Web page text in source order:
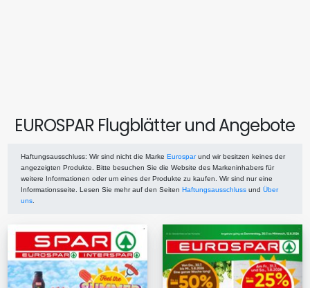
EUROSPAR Flugblätter und Angebote
Haftungsausschluss: Wir sind nicht die Marke Eurosparund wir besitzen keines der
angezeigten Produkte. Bitte besuchen Sie die Website des Markeninhabers für
weitere Informationen oder um eines der Produkte zu kaufen. Wir sind nur eine
Informationsseite. Lesen Sie mehr auf den Seiten Haftungsausschluss und Über
uns